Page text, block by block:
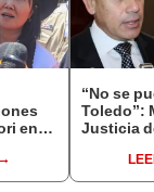
en
“No se
Toledo”:
Justicia